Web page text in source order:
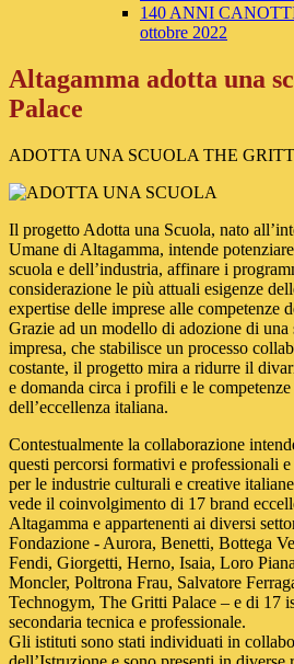
140 ANNI
ottobre 2022
Altagamma adotta una
Palace
ADOTTA UNA SCUOLA THE
Il progetto Adotta una Scuola, nato
Umane di Altagamma, intende
scuola e dell’industria, affinare i
considerazione le più attuali esigenze
expertise delle imprese alle competenze
Grazie ad un modello di adozione di una
impresa, che stabilisce un processo
costante, il progetto mira a ridurre il
e domanda circa i profili e le
dell’eccellenza italiana.
Contestualmente la collaborazione
questi percorsi formativi e professionali
per le industrie culturali e creative
vede il coinvolgimento di 17 brand
Altagamma e appartenenti ai diversi
Fondazione - Aurora, Benetti, Bottega
Fendi, Giorgetti, Herno, Isaia, Loro
Moncler, Poltrona Frau, Salvatore
Technogym, The Gritti Palace – e di 17
secondaria tecnica e professionale.
Gli istituti sono stati individuati in